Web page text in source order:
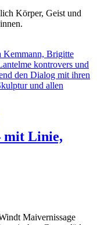
Körper, Geist und
mit Linie,
Maivernissage